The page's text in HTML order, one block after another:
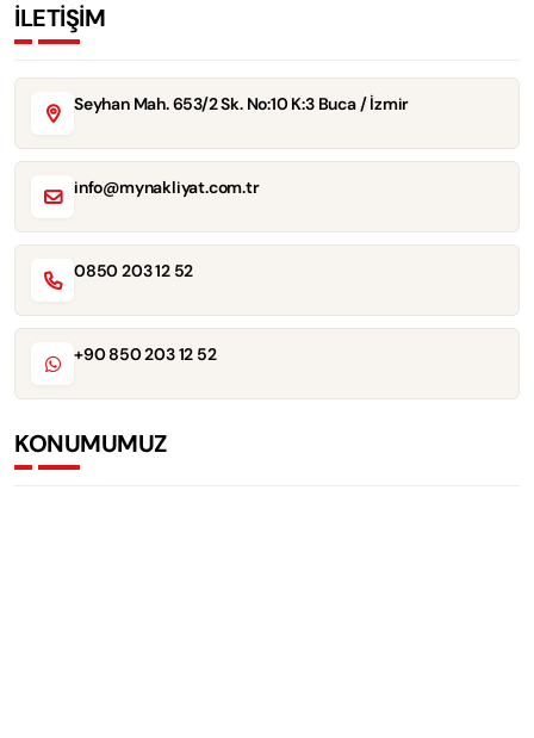
İLETİŞİM
Seyhan Mah. 653/2 Sk. No:10 K:3 Buca / İzmir
info@mynakliyat.com.tr
0850 203 12 52
+90 850 203 12 52
KONUMUMUZ